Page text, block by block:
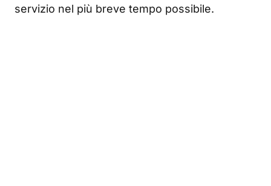
servizio nel più breve tempo possibile.